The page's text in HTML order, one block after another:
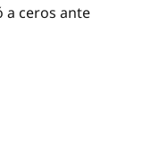
a ceros ante